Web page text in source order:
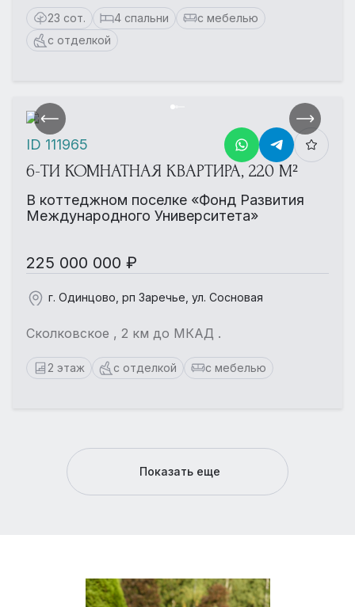
23 сот. 4 спальни
с мебелью
с отделкой
6-ТИ КОМНАТНАЯ КВАРТИРА, 220 М²
В коттеджном поселке «Фонд Развития
Международного Университета»
225 000 000 ₽
г. Одинцово, рп Заречье, ул. Сосновая
Сколковское , 2 км до МКАД .
2 этаж с отделкой с мебелью
ID 111965
Показать еще